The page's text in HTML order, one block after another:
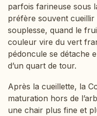
parfois farineuse sous
préfère souvent
souplesse, quand le
couleur vire du vert
pédoncule se détache
d’un quart de tour.
Après la cueillette, la
maturation hors de
une chair plus fine et